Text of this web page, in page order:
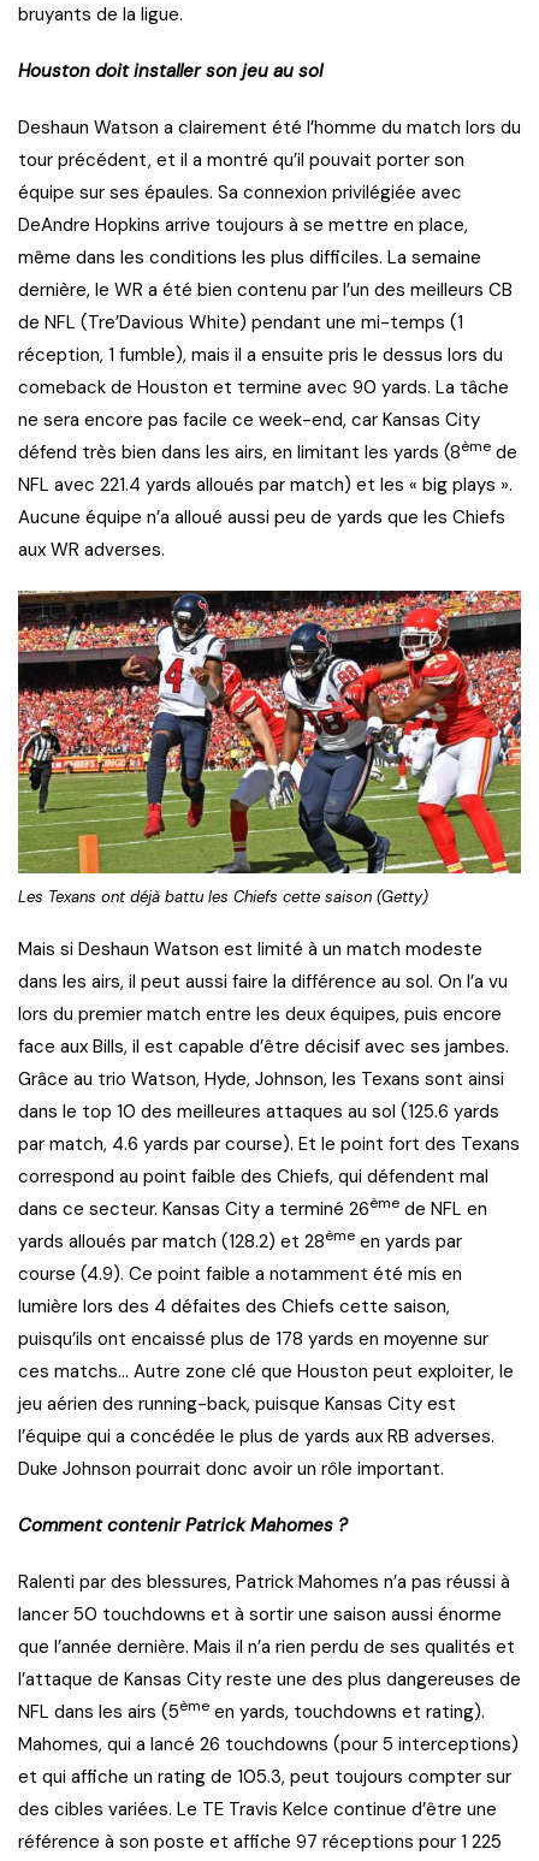
bruyants de la ligue.
Houston doit installer son jeu au sol
Deshaun Watson a clairement été l’homme du match lors du
tour précédent, et il a montré qu’il pouvait porter son
équipe sur ses épaules. Sa connexion privilégiée avec
DeAndre Hopkins arrive toujours à se mettre en place,
même dans les conditions les plus difficiles. La semaine
dernière, le WR a été bien contenu par l’un des meilleurs CB
de NFL (Tre’Davious White) pendant une mi-temps (1
réception, 1 fumble), mais il a ensuite pris le dessus lors du
comeback de Houston et termine avec 90 yards. La tâche
ne sera encore pas facile ce week-end, car Kansas City
défend très bien dans les airs, en limitant les yards (8ème de
NFL avec 221.4 yards alloués par match) et les « big plays ».
Aucune équipe n’a alloué aussi peu de yards que les Chiefs
aux WR adverses.
Les Texans ont déjà battu les Chiefs cette saison (Getty)
Mais si Deshaun Watson est limité à un match modeste
dans les airs, il peut aussi faire la différence au sol. On l’a vu
lors du premier match entre les deux équipes, puis encore
face aux Bills, il est capable d’être décisif avec ses jambes.
Grâce au trio Watson, Hyde, Johnson, les Texans sont ainsi
dans le top 10 des meilleures attaques au sol (125.6 yards
par match, 4.6 yards par course). Et le point fort des Texans
correspond au point faible des Chiefs, qui défendent mal
dans ce secteur. Kansas City a terminé 26ème de NFL en
yards alloués par match (128.2) et 28ème en yards par
course (4.9). Ce point faible a notamment été mis en
lumière lors des 4 défaites des Chiefs cette saison,
puisqu’ils ont encaissé plus de 178 yards en moyenne sur
ces matchs… Autre zone clé que Houston peut exploiter, le
jeu aérien des running-back, puisque Kansas City est
l’équipe qui a concédée le plus de yards aux RB adverses.
Duke Johnson pourrait donc avoir un rôle important.
Comment contenir Patrick Mahomes ?
Ralenti par des blessures, Patrick Mahomes n’a pas réussi à
lancer 50 touchdowns et à sortir une saison aussi énorme
que l’année dernière. Mais il n’a rien perdu de ses qualités et
l’attaque de Kansas City reste une des plus dangereuses de
NFL dans les airs (5ème en yards, touchdowns et rating).
Mahomes, qui a lancé 26 touchdowns (pour 5 interceptions)
et qui affiche un rating de 105.3, peut toujours compter sur
des cibles variées. Le TE Travis Kelce continue d’être une
référence à son poste et affiche 97 réceptions pour 1 225